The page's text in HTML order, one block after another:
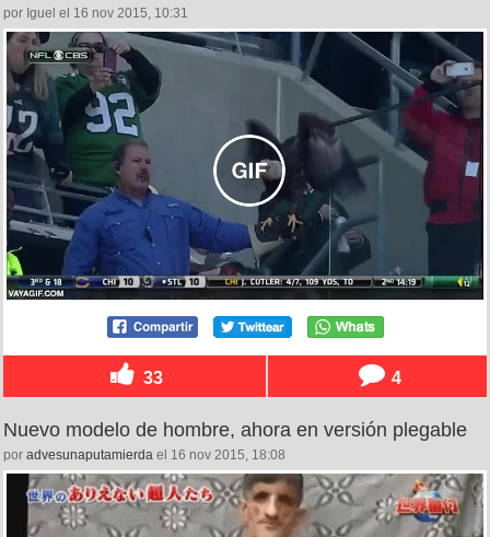
por Iguel el 16 nov 2015, 10:31
33 4
Nuevo modelo de hombre, ahora en versión plegable
por advesunaputamierda el 16 nov 2015, 18:08